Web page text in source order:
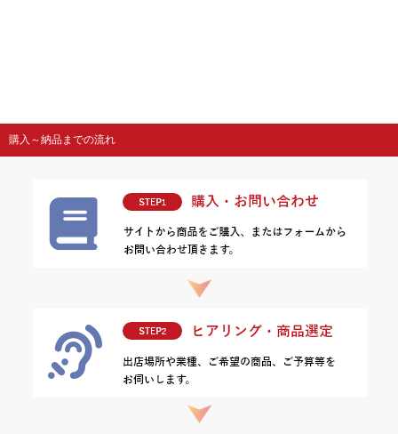
購入～納品までの流れ